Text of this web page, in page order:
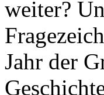
weiter?
Jahr der